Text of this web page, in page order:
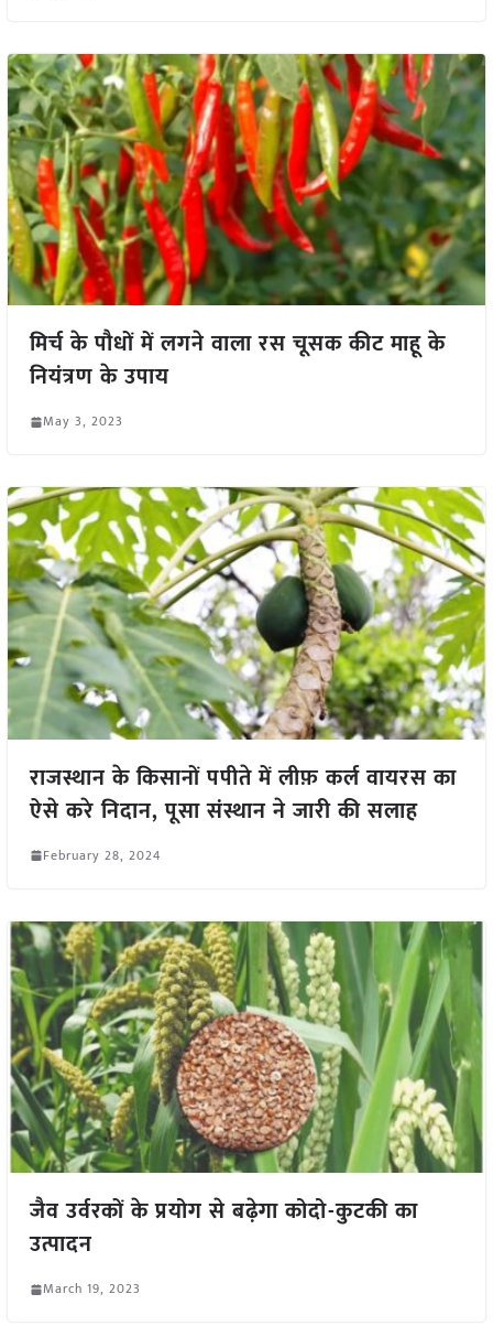
मिर्च के पौधों में लगने वाला रस चूसक कीट माहू के
नियंत्रण के उपाय
May 3, 2023
राजस्थान के किसानों पपीते में लीफ़ कर्ल वायरस का
ऐसे करे निदान, पूसा संस्थान ने जारी की सलाह
February 28, 2024
जैव उर्वरकों के प्रयोग से बढ़ेगा कोदो-कुटकी का
उत्पादन
March 19, 2023